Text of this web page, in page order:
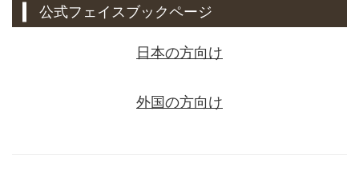
公式フェイスブックページ
日本の方向け
外国の方向け